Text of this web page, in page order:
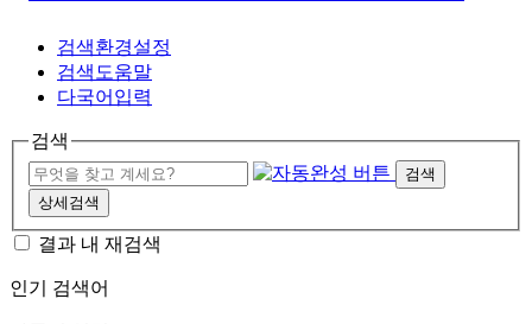
검색환경설정
검색도움말
다국어입력
검색
검색
상세검색
결과 내 재검색
인기 검색어